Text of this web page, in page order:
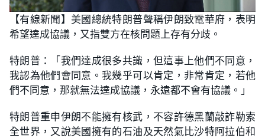
U
n
m
t
e
o
a
d
e
d
8
.
8
%
【有線新聞】美國總統特朗普聲稱伊朗致電華府，表明
希望達成協議，又指雙方在核問題上存有分歧。
特朗普：「我們達成很多共識，但這事上他們不同意，
我認為他們會同意。我幾乎可以肯定，非常肯定，若他
們不同意，那就無法達成協議，永遠都不會有協議。」
特朗普重申伊朗不能擁有核武，不容許德黑蘭敲詐勒索
全世界，又說美國擁有的石油及天然氣比沙特阿拉伯和